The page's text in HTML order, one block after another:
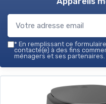
Poignées
★★★★★
★★★★★
Voir l'offre
* En remplissant ce
contacté(e) à des fins
ménagers et ses partenaires.